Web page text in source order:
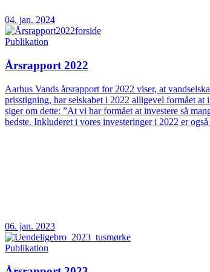
04. jan. 2024
Publikation
Årsrapport 2022
Aarhus Vands årsrapport for 2022 viser, at
prisstigning, har selskabet i 2022 alligevel formået
siger om dette: ”At vi har formået at investere så
bedste. Inkluderet i vores investeringer i 2022 er
06. jan. 2023
Publikation